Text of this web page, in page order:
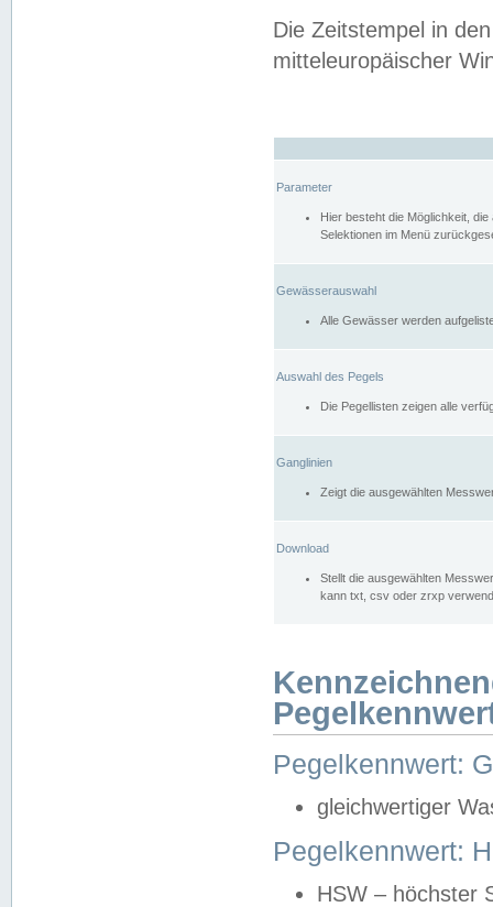
Die Zeitstempel in
mitteleuropäischer
Parameter
Hier besteht die Möglichkeit,
Selektionen im Menü
Gewässerauswahl
Alle Gewässer werden
Auswahl des Pegels
Die Pegellisten zeigen alle
Ganglinien
Zeigt die ausgewählten
Download
Stellt die ausgewählten
kann txt, csv oder zrxp
Pegelkennwert:
gleichwertiger
Pegelkennwert:
HSW – höchster